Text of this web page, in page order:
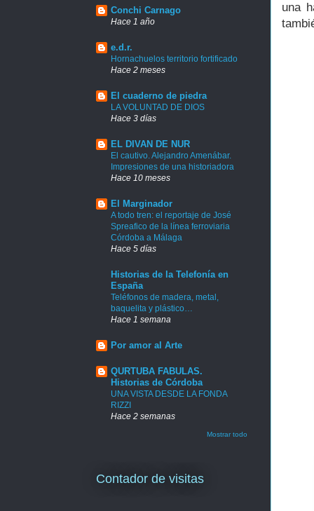
una
Conchi Carnago
Hace 1 año
e.d.r.
Hornachuelos territorio fortificado
Hace 2 meses
El cuaderno de piedra
LA VOLUNTAD DE DIOS
Hace 3 días
EL DIVAN DE NUR
El cautivo. Alejandro Amenábar.
Impresiones de una historiadora
Hace 10 meses
El Marginador
A todo tren: el reportaje de José
Spreafico de la línea ferroviaria
Córdoba a Málaga
Hace 5 días
Historias de la Telefonía en
España
Teléfonos de madera, metal,
baquelita y plástico…
Hace 1 semana
Por amor al Arte
QURTUBA FABULAS.
Historias de Córdoba
UNA VISTA DESDE LA FONDA
RIZZI
Hace 2 semanas
Mostrar todo
Contador de visitas